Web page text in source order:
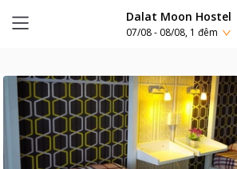
Dalat Moon Hostel
07/08 - 08/08, 1 đêm